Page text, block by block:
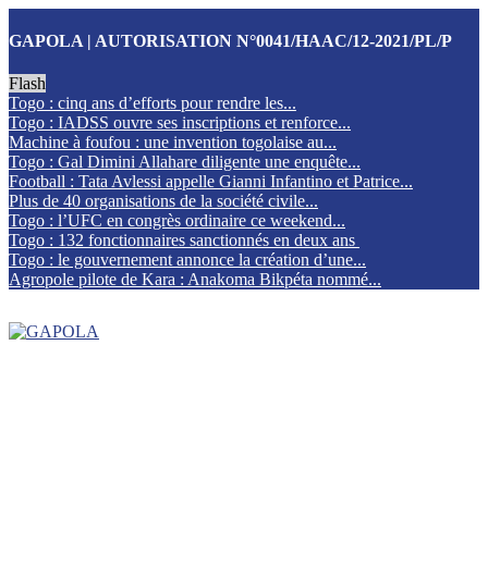
GAPOLA | AUTORISATION N°0041/HAAC/12-2021/PL/P
Flash
Togo : cinq ans d’efforts pour rendre les...
Togo : IADSS ouvre ses inscriptions et renforce...
Machine à foufou : une invention togolaise au...
Togo : Gal Dimini Allahare diligente une enquête...
Football : Tata Avlessi appelle Gianni Infantino et Patrice...
Plus de 40 organisations de la société civile...
Togo : l’UFC en congrès ordinaire ce weekend...
Togo : 132 fonctionnaires sanctionnés en deux ans
Togo : le gouvernement annonce la création d’une...
Agropole pilote de Kara : Anakoma Bikpéta nommé...